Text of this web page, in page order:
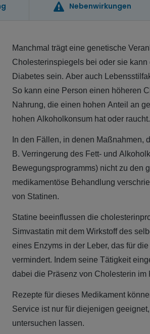
Nebenwirkungen
Manchmal trägt eine genetische
Cholesterinspiegels bei oder sie
Diabetes sein. Aber auch
So kann eine Person einen höheren
Nahrung, die einen hohen Anteil an
hohen Alkoholkonsum hat oder raucht.
In den Fällen, in denen Maßnahmen,
B. Verringerung des Fett- und
Bewegungsprogramms) nicht zu den
medikamentöse Behandlung
von Statinen.
Statine beeinflussen die
Simvastatin mit dem Wirkstoff des
eines Enzyms in der Leber, das für
vermindert. Indem seine Tätigkeit
dabei die Präsenz von Cholesterin im
Rezepte für dieses Medikament
Service ist nur für diejenigen
untersuchen lassen.